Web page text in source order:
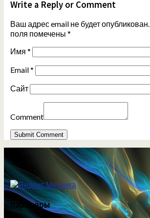
Write a Reply or Comment
Ваш адрес email не будет опубликован.
поля помечены *
Имя *
Email*
Сайт
Comment
партнёры